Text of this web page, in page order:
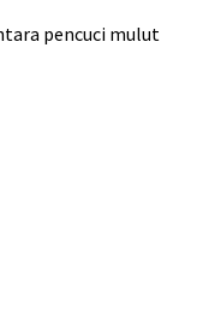
pencuci mulut